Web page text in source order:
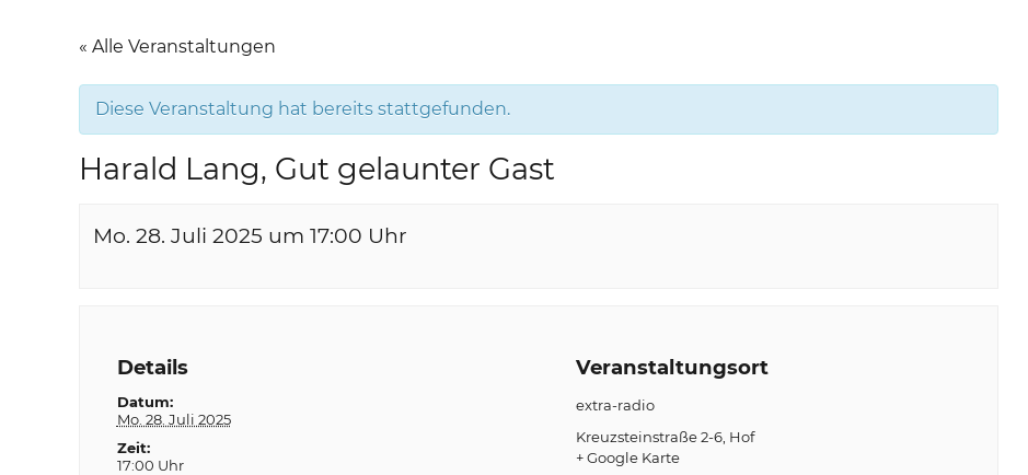
« Alle Veranstaltungen
Diese Veranstaltung hat bereits stattgefunden.
Harald Lang, Gut gelaunter Gast
Mo. 28. Juli 2025 um 17:00 Uhr
Details
Datum:
Mo. 28. Juli 2025
Zeit:
17:00 Uhr
Veranstaltungsort
extra-radio
Kreuzsteinstraße 2-6 Hof
+ Google Karte